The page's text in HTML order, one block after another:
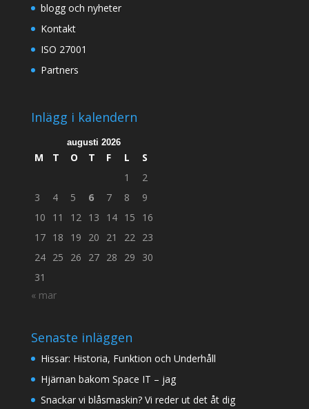
blogg och nyheter
Kontakt
ISO 27001
Partners
Inlägg i kalendern
augusti 2026
M T O T F L
S
1
2
3
4 5 6 7 8
9
10
11 12 13 14 15
16
17 18 19 20 21 22 23
24 25 26 27 28 29
30
31
« mar
Senaste inläggen
Hissar: Historia, Funktion och Underhåll
Hjärnan bakom Space IT – jag
Snackar vi blåsmaskin? Vi reder ut det åt dig